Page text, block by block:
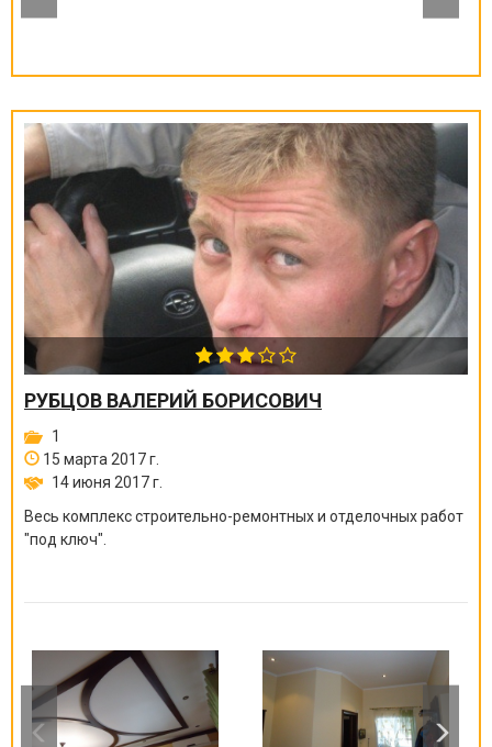
РУБЦОВ ВАЛЕРИЙ БОРИСОВИЧ
1
15 марта 2017 г.
14 июня 2017 г.
Весь комплекс строительно-ремонтных и отделочных работ
"под ключ".